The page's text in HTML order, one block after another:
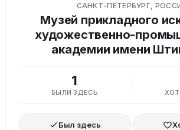
САНКТ-ПЕТЕРБУРГ,
Музей прикладного
художественно-
академии имени
1
БЫЛИ ЗДЕСЬ
Был здесь